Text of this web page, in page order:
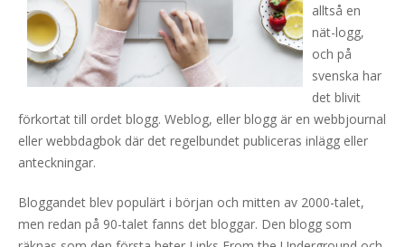
alltså en
nät-logg,
och på
svenska har
det blivit
förkortat till ordet blogg. Weblog, eller blogg är en webbjournal
eller webbdagbok där det regelbundet publiceras inlägg eller
anteckningar.
Bloggandet blev populärt i början och mitten av 2000-talet,
men redan på 90-talet fanns det bloggar. Den blogg som